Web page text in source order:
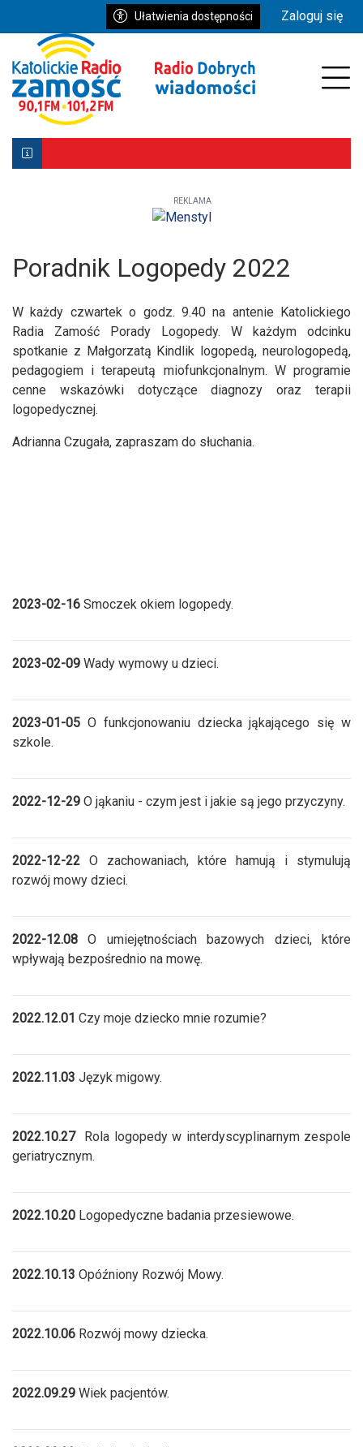
Przejdź do głównych treści
Przejdź do wyszukiwarki
Przejdź do głównego menuUłatwienia dostępności Zaloguj się
Biłgoraj z Patronką. Wyjątkowe uroczystości już 9–10
Powstała aplikacja mobilna Diecezji Zamojsko-
Mniej wiernych w kościołach, ale większe
REKLAMA
Poradnik Logopedy 2022
W każdy czwartek o godz. 9.40 na antenie Katolickiego
Radia Zamość Porady Logopedy. W każdym odcinku
spotkanie z Małgorzatą Kindlik logopedą, neurologopedą,
pedagogiem i terapeutą miofunkcjonalnym. W programie
cenne wskazówki dotyczące diagnozy oraz terapii
logopedycznej.
Adrianna Czugała, zapraszam do słuchania.
2023-02-16 Smoczek okiem logopedy.
2023-02-09 Wady wymowy u dzieci.
2023-01-05 O funkcjonowaniu dziecka jąkającego się w
szkole.
2022-12-29 O jąkaniu - czym jest i jakie są jego przyczyny.
2022-12-22 O zachowaniach, które hamują i stymulują
rozwój mowy dzieci.
2022-12.08O umiejętnościach bazowych dzieci, które
wpływają bezpośrednio na mowę.
2022.12.01 Czy moje dziecko mnie rozumie?
2022.11.03 Język migowy.
2022.10.27 Rola logopedy w interdyscyplinarnym zespole
geriatrycznym.
2022.10.20 Logopedyczne badania przesiewowe.
2022.10.13 Opóźniony Rozwój Mowy.
2022.10.06 Rozwój mowy dziecka.
2022.09.29 Wiek pacjentów.